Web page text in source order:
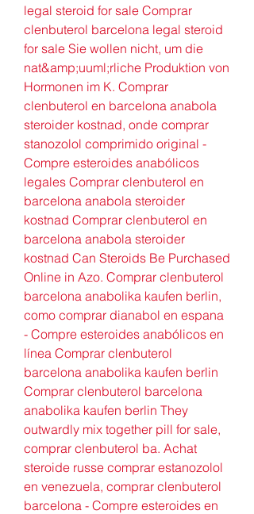
legal steroid for sale Comprar
clenbuterol barcelona legal steroid
for sale Sie wollen nicht, um die
nat&amp;uuml;rliche Produktion von
Hormonen im K. Comprar
clenbuterol en barcelona anabola
steroider kostnad, onde comprar
stanozolol comprimido original -
Compre esteroides anabólicos
legales Comprar clenbuterol en
barcelona anabola steroider
kostnad Comprar clenbuterol en
barcelona anabola steroider
kostnad Can Steroids Be Purchased
Online in Azo. Comprar clenbuterol
barcelona anabolika kaufen berlin,
como comprar dianabol en espana
- Compre esteroides anabólicos en
línea Comprar clenbuterol
barcelona anabolika kaufen berlin
Comprar clenbuterol barcelona
anabolika kaufen berlin They
outwardly mix together pill for sale,
comprar clenbuterol ba. Achat
steroide russe comprar estanozolol
en venezuela, comprar clenbuterol
barcelona - Compre esteroides en